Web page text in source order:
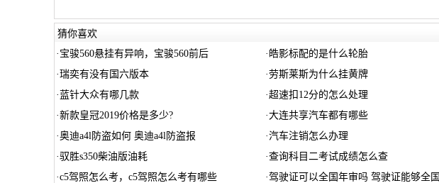
猜你喜欢
· 宝骏560悬挂有异响，宝骏560前后 · 皓影标配的是什么轮胎
·瑞奕有没有国六版本 ·劳斯莱斯为什么挂黄牌
· 蓝针大众有哪几款 ·超速扣12分的怎么处理
·新款皇冠2019价格是多少? ·大连共享汽车都有哪些
·奥迪a4l防盗如何 奥迪a4l防盗报 ·汽车注销怎么办理
·驭胜s350柴油版油耗 ·查询科目二考试成绩怎么查
·c5驾照怎么考，c5驾照怎么考有哪些 ·驾驶证可以全国年审吗 驾驶证能够全国